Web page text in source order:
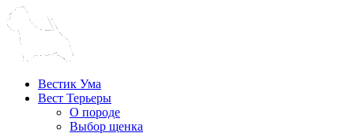
Вестик Ума
Вест Терьеры
О породе
Выбор щенка